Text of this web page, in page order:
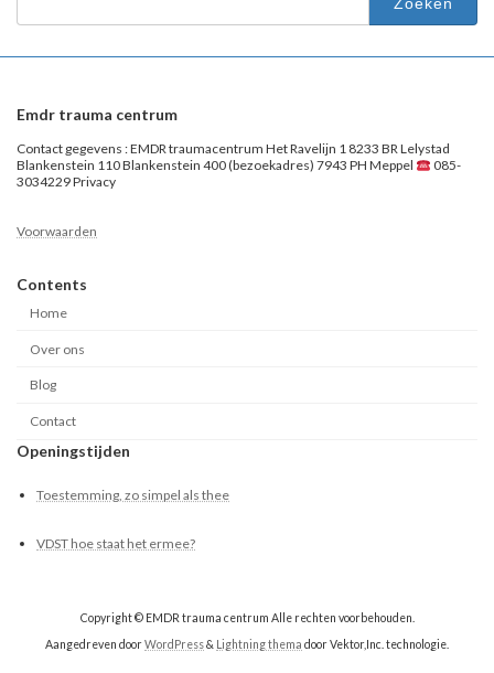
Emdr trauma centrum
Contact gegevens : EMDR traumacentrum Het Ravelijn 1 8233 BR Lelystad
Blankenstein 110 Blankenstein 400 (bezoekadres) 7943 PH Meppel
085-
3034229 Privacy
Voorwaarden
Contents
Home
Over ons
Blog
Contact
Openingstijden
Toestemming, zo simpel als thee
VDST hoe staat het ermee?
Copyright © EMDR trauma centrum Alle rechten voorbehouden.
Aangedreven doorWordPress& Lightning thema door Vektor,Inc. technologie.